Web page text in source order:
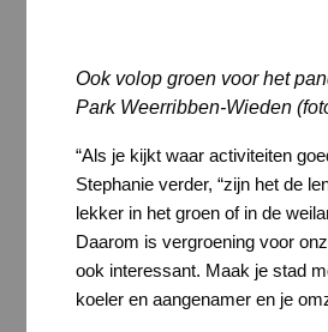
Ook volop groen voor het
Park Weerribben-Wieden
“Als je kijkt waar activiteiten
Stephanie verder, “zijn het de
lekker in het groen of in de
Daarom is vergroening voor
ook interessant. Maak je stad
koeler en aangenamer en je